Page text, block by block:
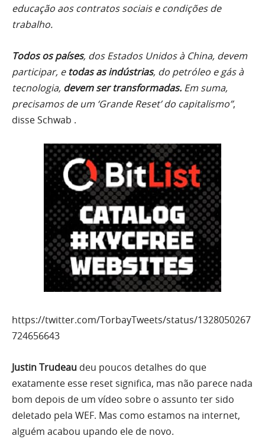
educação aos contratos sociais e condições de
trabalho.
Todos os países, dos Estados Unidos à China, devem
participar, e todas as indústrias, do petróleo e gás à
tecnologia, devem ser transformadas. Em suma,
precisamos de um ‘Grande Reset’ do capitalismo”,
disse Schwab .
https://twitter.com/TorbayTweets/status/1328050267
724656643
Justin Trudeau deu poucos detalhes do que
exatamente esse reset significa, mas não parece nada
bom depois de um vídeo sobre o assunto ter sido
deletado pela WEF. Mas como estamos na internet,
alguém acabou upando ele de novo.